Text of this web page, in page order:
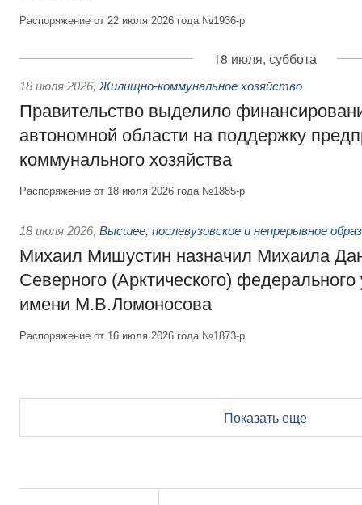
Распоряжение от 22 июля 2026 года №1936-р
18 июля, суббота
18 июля 2026, Жилищно-коммунальное хозяйство
Правительство выделило
автономной области на поддержку
коммунального хозяйства
Распоряжение от 18 июля 2026 года №1885-р
18 июля 2026, Высшее, послевузовское и непрерывное
Михаил Мишустин назначил Михаила
Северного (Арктического) федерального
имени М.В.Ломоносова
Распоряжение от 16 июля 2026 года №1873-р
Показать еще